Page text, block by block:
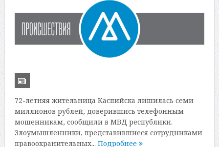
72-летняя жительница Каспийска лишилась семи
миллионов рублей, доверившись телефонным
мошенникам, сообщили в МВД республики.
Злоумышленники, представившиеся сотрудниками
правоохранительных... Подробнее